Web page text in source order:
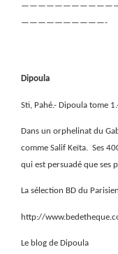
——————————-
Dipoula
Sti, Pahé.- Dipoula tome
Dans un orphelinat du
comme Salif Keïta. Ses
qui est persuadé que ses
La sélection BD du
http://
Le blog de Dipoula